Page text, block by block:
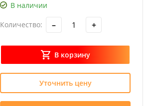
В наличии
Количество: – +
В корзину
Уточнить цену